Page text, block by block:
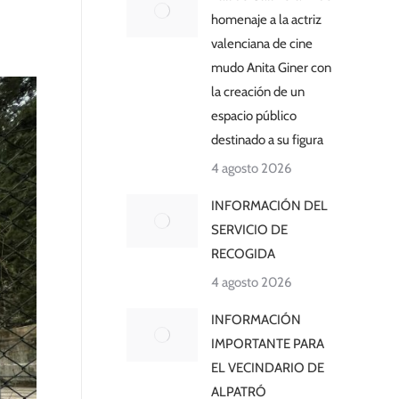
homenaje a la actriz
valenciana de cine
mudo Anita Giner con
la creación de un
espacio público
destinado a su figura
4 agosto 2026
INFORMACIÓN DEL
SERVICIO DE
RECOGIDA
4 agosto 2026
INFORMACIÓN
IMPORTANTE PARA
EL VECINDARIO DE
ALPATRÓ